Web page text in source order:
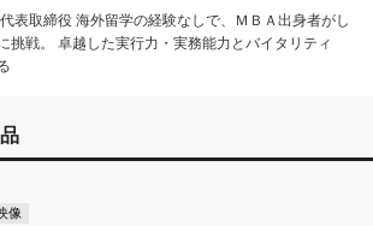
表取締役 海外留学の経験なしで、ＭＢＡ出身者がし
挑戦。 卓越した実行力・実務能力とバイタリティ
像